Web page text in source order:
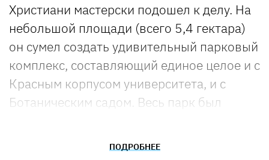
Христиани мастерски подошел к делу. На
небольшой площади (всего 5,4 гектара)
он сумел создать удивительный парковый
комплекс, составляющий единое целое и с
Красным корпусом университета, и с
Ботаническим садом. Весь парк был
ПОДРОБНЕЕ